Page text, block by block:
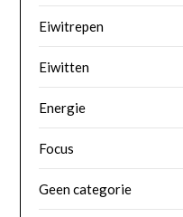
Eiwitrepen
Eiwitten
Energie
Focus
Geen categorie